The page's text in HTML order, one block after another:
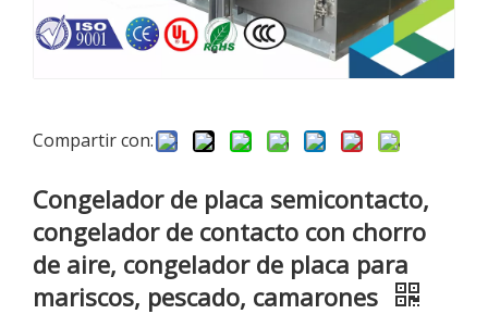
Compartir con:
Congelador de placa semicontacto,
congelador de contacto con chorro
de aire, congelador de placa para
mariscos, pescado, camarones